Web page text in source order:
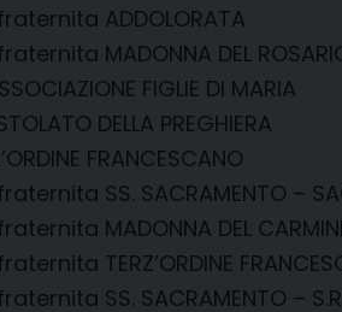
ADDOLORATA
MADONNA DEL
FIGLIE DI MARIA
DELLA PREGHIERA
FRANCESCANO
SS. SACRAMENTO –
MADONNA DEL
TERZ’ORDINE
SS. SACRAMENTO –